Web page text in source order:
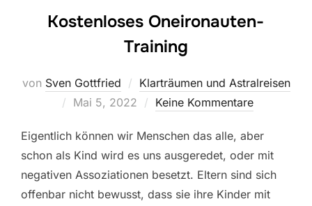
Kostenloses Oneironauten-
Training
von Sven Gottfried
Klarträumen und Astralreisen
Veröffentlicht
Mai 5, 2022 Keine Kommentare
Eigentlich können wir Menschen das alle, aber
schon als Kind wird es uns ausgeredet, oder mit
negativen Assoziationen besetzt. Eltern sind sich
offenbar nicht bewusst, dass sie ihre Kinder mit